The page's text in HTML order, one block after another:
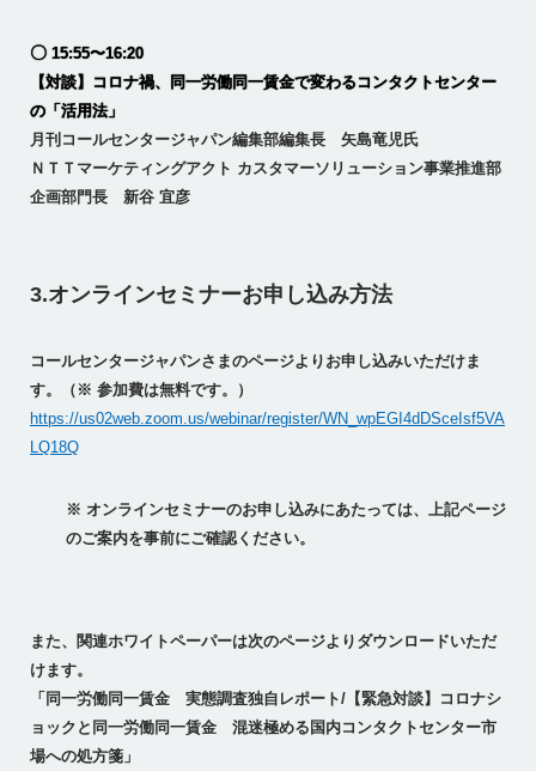
〇 15:55〜16:20
【対談】コロナ禍、同一労働同一賃金で変わるコンタクトセンター
の「活用法」
月刊コールセンタージャパン編集部編集長 矢島竜児氏
ＮＴＴマーケティングアクト カスタマーソリューション事業推進部
企画部門長 新谷 宜彦
3.オンラインセミナーお申し込み方法
コールセンタージャパンさまのページよりお申し込みいただけま
す。（※ 参加費は無料です。）
https://us02web.zoom.us/webinar/register/WN_wpEGI4dDSceIsf5VA
LQ18Q
※ オンラインセミナーのお申し込みにあたっては、上記ページ
のご案内を事前にご確認ください。
また、関連ホワイトペーパーは次のページよりダウンロードいただ
けます。
「同一労働同一賃金 実態調査独自レポート/【緊急対談】コロナシ
ョックと同一労働同一賃金 混迷極める国内コンタクトセンター市
場への処方箋」